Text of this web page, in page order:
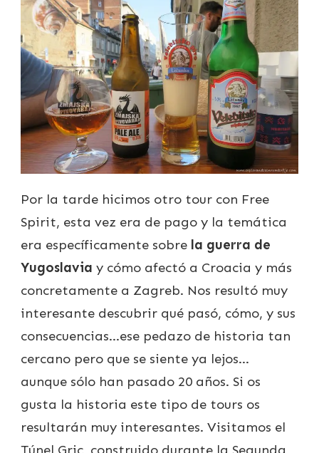
Por la tarde hicimos otro tour con Free
Spirit, esta vez era de pago y la temática
era específicamente sobre la guerra de
Yugoslavia y cómo afectó a Croacia y más
concretamente a Zagreb. Nos resultó muy
interesante descubrir qué pasó, cómo, y sus
consecuencias…ese pedazo de historia tan
cercano pero que se siente ya lejos…
aunque sólo han pasado 20 años. Si os
gusta la historia este tipo de tours os
resultarán muy interesantes. Visitamos el